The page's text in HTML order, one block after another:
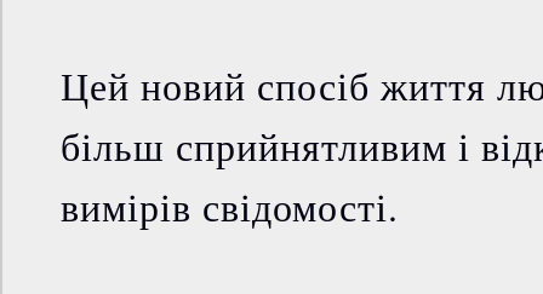
Цей новий спосіб життя
більш сприйнятливим і
вимірів свідомості.